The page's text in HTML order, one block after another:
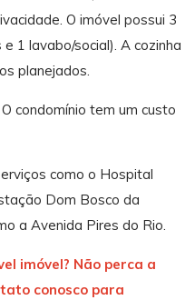
O imóvel possui 3
1 lavabo/social). A cozinha
planejados.
condomínio tem um custo
como o Hospital
Dom Bosco da
a Avenida Pires do Rio.
imóvel? Não perca a
conosco para